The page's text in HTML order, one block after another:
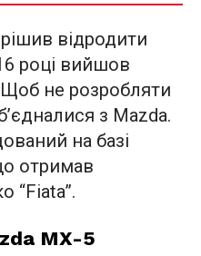
відродити
році вийшов
не розробляти
з Mazda.
на базі
отримав
“Fiata”.
MX-5